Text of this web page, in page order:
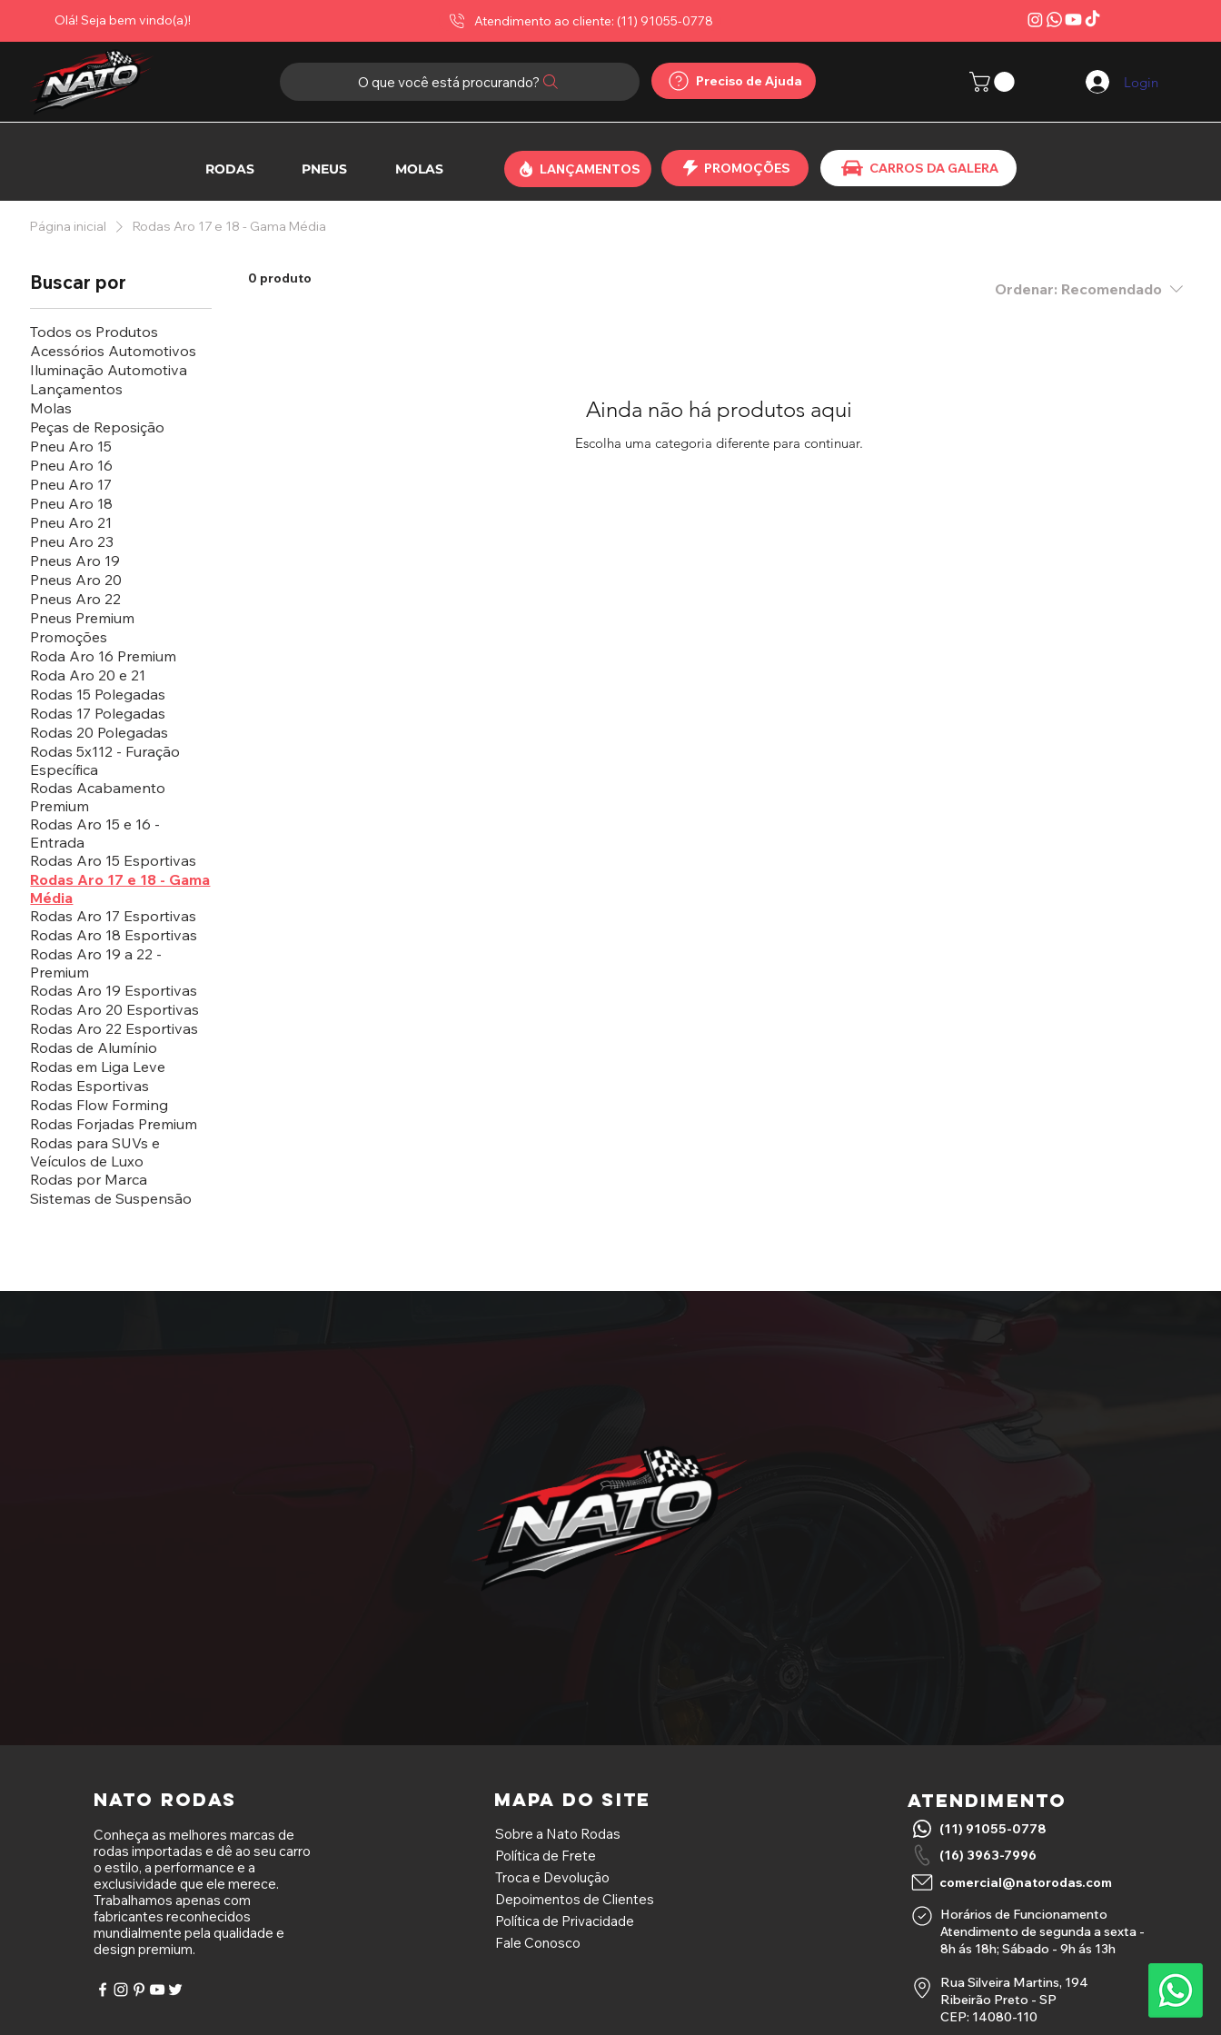
Olá! Seja bem vindo(a)! Atendimento ao cliente: (11) 91055-0778
O que você está procurando? Preciso de Ajuda Login
RODAS PNEUS MOLAS LANÇAMENTOS PROMOÇÕES CARROS DA GALERA
Página inicial Rodas Aro 17 e 18 - Gama Média
Buscar por
Todos os Produtos
Acessórios Automotivos
Iluminação Automotiva
Lançamentos
Molas
Peças de Reposição
Pneu Aro 15
Pneu Aro 16
Pneu Aro 17
Pneu Aro 18
Pneu Aro 21
Pneu Aro 23
Pneus Aro 19
Pneus Aro 20
Pneus Aro 22
Pneus Premium
Promoções
Roda Aro 16 Premium
Roda Aro 20 e 21
Rodas 15 Polegadas
Rodas 17 Polegadas
Rodas 20 Polegadas
Rodas 5x112 - Furação
Específica
Rodas Acabamento
Premium
Rodas Aro 15 e 16 -
Entrada
Rodas Aro 15 Esportivas
Rodas Aro 17 e 18 - Gama
Média
Rodas Aro 17 Esportivas
Rodas Aro 18 Esportivas
Rodas Aro 19 a 22 -
Premium
Rodas Aro 19 Esportivas
Rodas Aro 20 Esportivas
Rodas Aro 22 Esportivas
Rodas de Alumínio
Rodas em Liga Leve
Rodas Esportivas
Rodas Flow Forming
Rodas Forjadas Premium
Rodas para SUVs e
Veículos de Luxo
Rodas por Marca
Sistemas de Suspensão
0 produto
Ordenar: Recomendado
Ainda não há produtos aqui
Escolha uma categoria diferente para continuar.
NATO RODAS
Conheça as melhores marcas de
rodas importadas e dê ao seu carro
o estilo, a performance e a
exclusividade que ele merece.
Trabalhamos apenas com
fabricantes reconhecidos
mundialmente pela qualidade e
design premium.
MAPA DO SITE
Sobre a Nato Rodas
Política de Frete
Troca e Devolução
Depoimentos de Clientes
Política de Privacidade
Fale Conosco
ATENDIMENTO
(11) 91055-0778
(16) 3963-7996
comercial@natorodas.com
Horários de Funcionamento
Atendimento de segunda a sexta -
8h ás 18h; Sábado - 9h ás 13h
Rua Silveira Martins, 194
Ribeirão Preto - SP
CEP: 14080-110